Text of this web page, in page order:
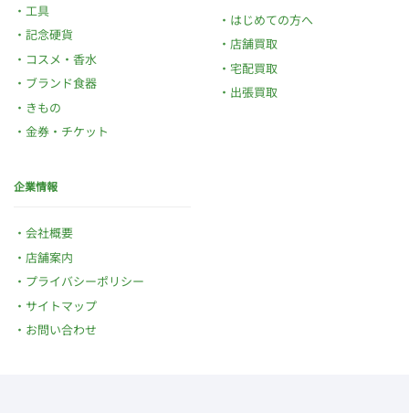
工具
記念硬貨
コスメ・香水
ブランド食器
きもの
金券・チケット
はじめての方へ
店舗買取
宅配買取
出張買取
企業情報
会社概要
店舗案内
プライバシーポリシー
サイトマップ
お問い合わせ